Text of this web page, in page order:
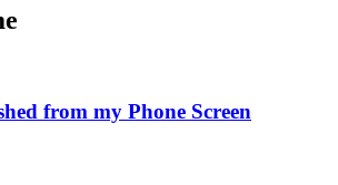
from my Phone Screen